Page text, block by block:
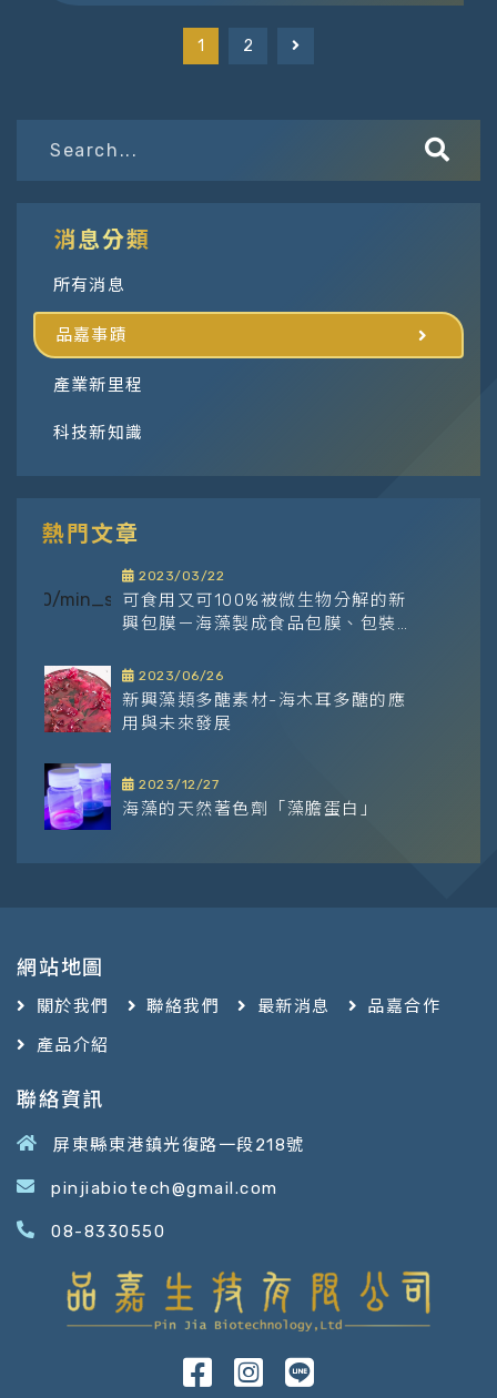
1 2
消息分類
所有消息
品嘉事蹟
產業新里程
科技新知識
熱門文章
2023/03/22
可食用又可100%被微生物分解的新
興包膜－海藻製成食品包膜、包裝塗
2023/06/26
新興藻類多醣素材-海木耳多醣的應
用與未來發展
2023/12/27
海藻的天然著色劑「藻膽蛋白」
網站地圖
關於我們 聯絡我們 最新消息
品嘉合作
產品介紹
聯絡資訊
屏東縣東港鎮光復路一段218號
pinjiabiotech@gmail.com
08-8330550